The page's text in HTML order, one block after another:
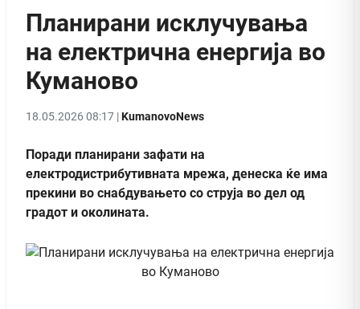
Планирани исклучувања
на електрична енергија во
Куманово
18.05.2026 08:17 |KumanovoNews
Поради планирани зафати на
електродистрибутивната мрежа, денеска ќе има
прекини во снабдувањето со струја во дел од
градот и околината.